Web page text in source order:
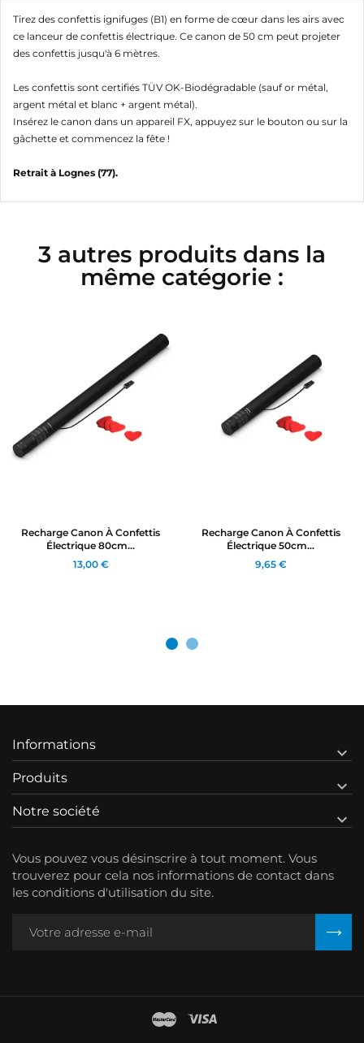
Tirez des confettis ignifuges (B1) en forme de cœur dans les airs avec
ce lanceur de confettis électrique. Ce canon de 50 cm peut projeter
des confettis jusqu'à 6 mètres.
Les confettis sont certifiés TÜV OK-Biodégradable (sauf or métal,
argent métal et blanc + argent métal).
Insérez le canon dans un appareil FX, appuyez sur le bouton ou sur la
gâchette et commencez la fête !
Retrait à Lognes (77).
3 autres produits dans la
même catégorie :
Recharge Canon À Confettis
Électrique 80cm...
13,00 €
Recharge Canon À Confettis
Électrique 50cm...
9,65 €
Informations 
Produits 
Notre société 
Vous pouvez vous désinscrire à tout moment. Vous
trouverez pour cela nos informations de contact dans
les conditions d'utilisation du site.